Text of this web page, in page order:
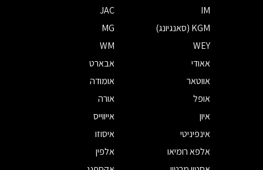
IM
JAC
KGM (סאנגיונג)
MG
WEY
WM
אאודי
אבארט
אווטאר
אומודה
אופל
אורה
איון
אייווייס
אינפיניטי
איסוזו
אלפא רומיאו
אלפין